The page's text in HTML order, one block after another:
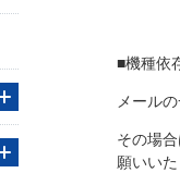
■機種依
メール
その場
願いいた